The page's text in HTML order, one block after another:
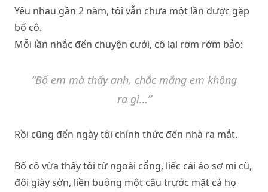
Yêu nhau gần 2 năm, tôi vẫn chưa một lần được gặp
bố cô.
Mỗi lần nhắc đến chuyện cưới, cô lại rơm rớm bảo:
“Bố em mà thấy anh, chắc mắng em không
ra gì…”
Rồi cũng đến ngày tôi chính thức đến nhà ra mắt.
Bố cô vừa thấy tôi từ ngoài cổng, liếc cái áo sơ mi cũ,
đôi giày sờn, liền buông một câu trước mặt cả họ